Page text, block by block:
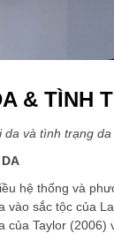
& TÌNH
da và tình trạng
hệ thống và
vào sắc tộc của
của Taylor (2006)